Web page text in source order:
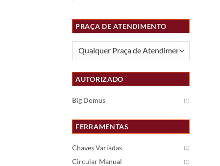
PRAÇA DE ATENDIMENTO
AUTORIZADO
Big Domus (1)
FERRAMENTAS
Chaves Variadas (1)
Circular Manual (1)